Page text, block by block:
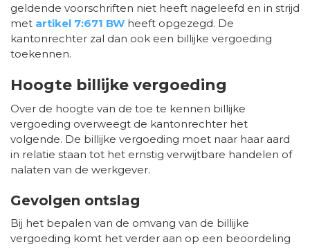
geldende voorschriften niet heeft nageleefd en in strijd
met artikel 7:671 BW heeft opgezegd. De
kantonrechter zal dan ook een billijke vergoeding
toekennen.
Hoogte billijke vergoeding
Over de hoogte van de toe te kennen billijke
vergoeding overweegt de kantonrechter het
volgende. De billijke vergoeding moet naar haar aard
in relatie staan tot het ernstig verwijtbare handelen of
nalaten van de werkgever.
Gevolgen ontslag
Bij het bepalen van de omvang van de billijke
vergoeding komt het verder aan op een beoordeling